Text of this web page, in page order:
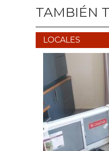
TAMBIÉN
LOCALES